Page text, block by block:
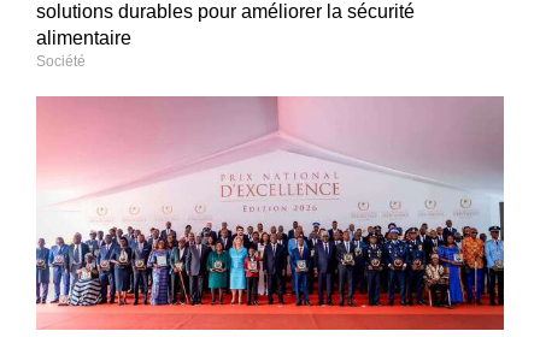
solutions durables pour améliorer la sécurité
alimentaire
Société